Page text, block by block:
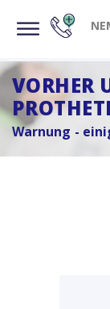
VORHER
Warnung -